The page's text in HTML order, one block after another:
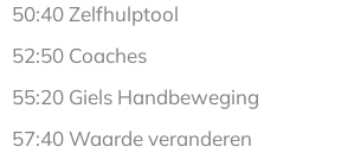
50:40 Zelfhulptool
52:50 Coaches
55:20 Giels Handbeweging
57:40 Waarde veranderen